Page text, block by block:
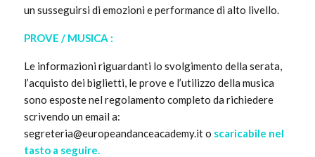
un susseguirsi di emozioni e performance di alto livello.
PROVE / MUSICA :
Le informazioni riguardanti lo svolgimento della serata,
l’acquisto dei biglietti, le prove e l’utilizzo della musica
sono esposte nel regolamento completo da richiedere
scrivendo un email a:
segreteria@europeandanceacademy.it o scaricabile nel
tasto a seguire.